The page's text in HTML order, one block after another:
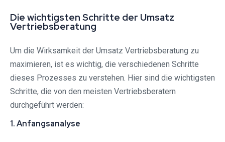
Die wichtigsten Schritte der Umsatz
Vertriebsberatung
Um die Wirksamkeit der Umsatz Vertriebsberatung zu
maximieren, ist es wichtig, die verschiedenen Schritte
dieses Prozesses zu verstehen. Hier sind die wichtigsten
Schritte, die von den meisten Vertriebsberatern
durchgeführt werden:
1. Anfangsanalyse